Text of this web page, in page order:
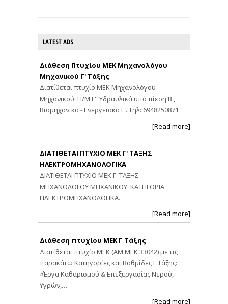
LATEST ADS
Διάθεση Πτυχίου ΜΕΚ Μηχανολόγου
Μηχανικού Γ' Τάξης
Διατίθεται πτυχίο ΜΕΚ Μηχανολόγου
Μηχανικού: Η/Μ Γ', Υδραυλικά υπό πίεση Β',
Βιομηχανικά - Ενεργειακά Γ'. Τηλ: 6948250871
[Read more]
ΔΙΑΤΙΘΕΤΑΙ ΠΤΥΧΙΟ ΜΕΚ Γ' ΤΑΞΗΣ
ΗΛΕΚΤΡΟΜΗΧΑΝΟΛΟΓΙΚΑ
ΔΙΑΤΙΘΕΤΑΙ ΠΤΥΧΙΟ ΜΕΚ Γ' ΤΑΞΗΣ
ΜΗΧΑΝΟΛΟΓΟΥ ΜΗΧΑΝΙΚΟΥ. ΚΑΤΗΓΟΡΙΑ
ΗΛΕΚΤΡΟΜΗΧΑΝΟΛΟΓΙΚΑ.
[Read more]
Διάθεση πτυχίου ΜΕΚ Γ Τάξης
Διατίθεται πτυχίο ΜΕΚ (ΑΜ ΜΕΚ 33042) με τις
παρακάτω Κατηγορίες και Βαθμίδες Γ Τάξης:
«Έργα Καθαρισμού & Επεξεργασίας Νερού,
Υγρών,…
[Read more]